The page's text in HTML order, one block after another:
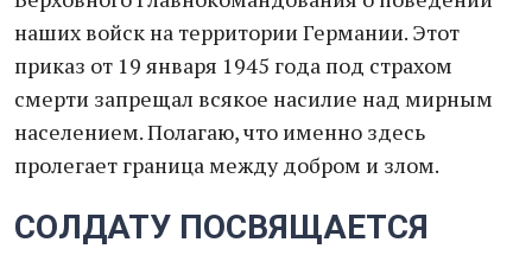
наших войск на территории Германии. Этот
приказ от 19 января 1945 года под страхом
смерти запрещал всякое насилие над мирным
населением. Полагаю, что именно здесь
пролегает граница между добром и злом.
СОЛДАТУ ПОСВЯЩАЕТСЯ